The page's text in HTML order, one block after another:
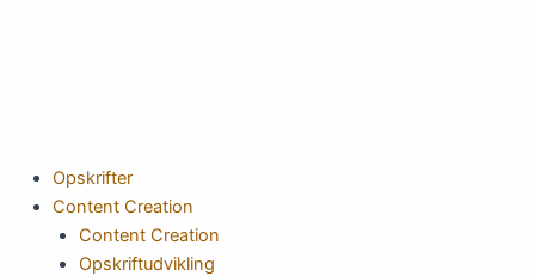
Opskrifter
Content Creation
Content Creation
Opskriftudvikling